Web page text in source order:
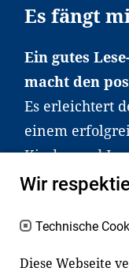
Es fängt
Ein gutes
macht den
Es erleichtert
einem
Kinder und
haben aber
an Familien
Lehrer*innen
Wir
Technische
Diese Webseite